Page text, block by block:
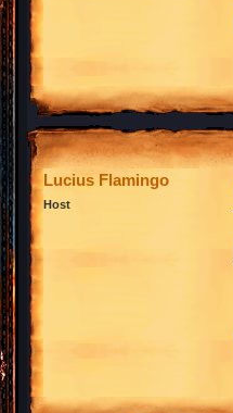
Lucius Flamingo
Host